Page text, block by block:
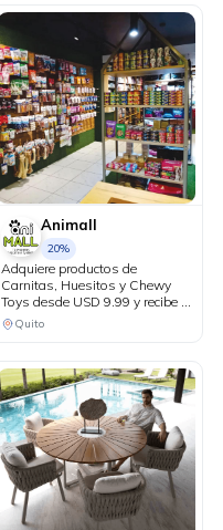
Animall
20%
Adquiere productos de
Carnitas, Huesitos y Chewy
Toys desde USD 9.99 y recibe el
20% de descuento en tu factura
al pagar con tu tarjeta Diners
Quito